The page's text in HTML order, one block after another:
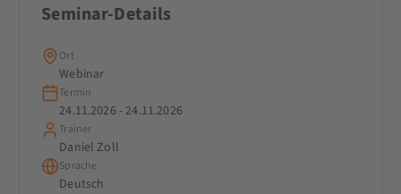
Seminar-Details
Ort
Webinar
Termin
24.11.2026 - 24.11.2026
Trainer
Daniel Zoll
Sprache
Deutsch